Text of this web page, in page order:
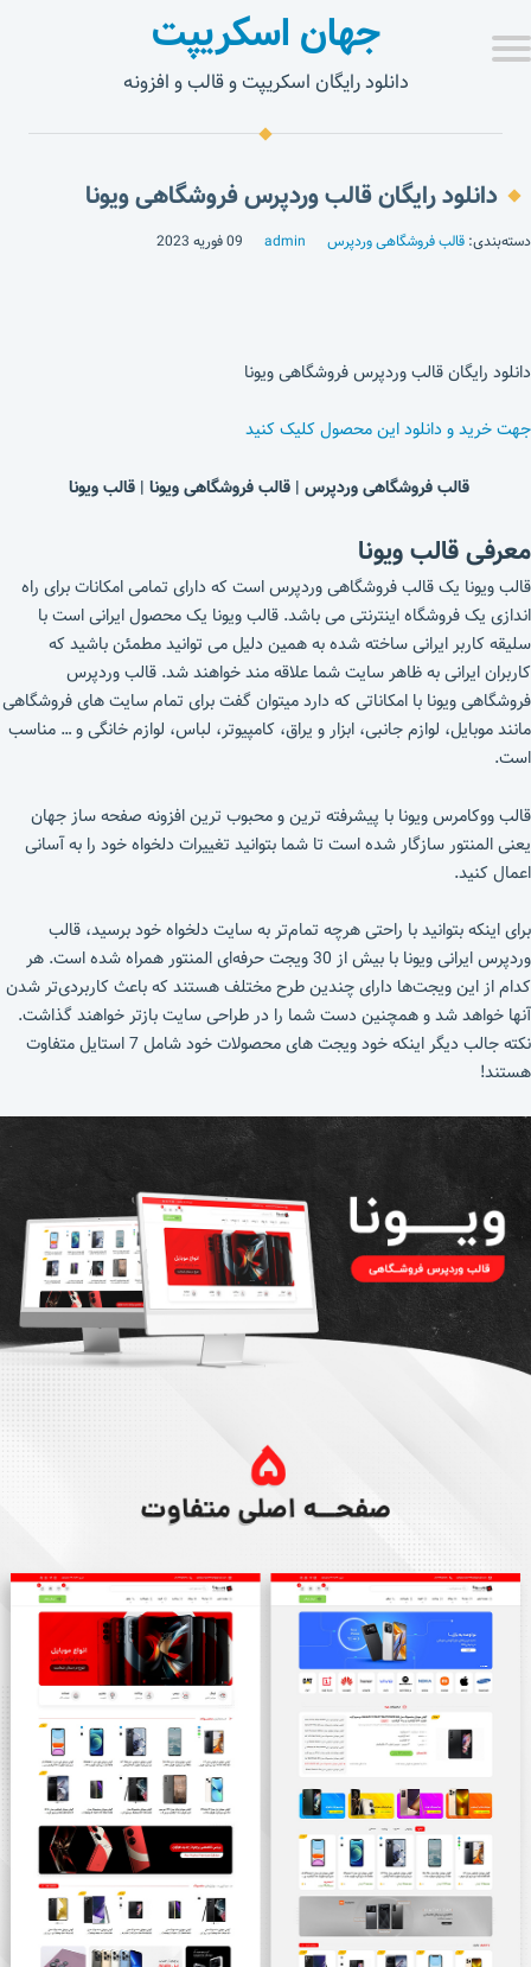
جهان اسکریپت
دانلود رایگان اسکریپت و قالب و افزونه
دانلود رایگان قالب وردپرس فروشگاهی ویونا
دسته‌بندی: قالب فروشگاهی وردپرس admin 09 فوریه 2023
دانلود رایگان قالب وردپرس فروشگاهی ویونا
جهت خرید و دانلود این محصول کلیک کنید
قالب فروشگاهی وردپرس | قالب فروشگاهی ویونا | قالب ویونا
معرفی قالب ویونا
قالب ویونا یک قالب فروشگاهی وردپرس است که دارای تمامی امکانات برای راه
اندازی یک فروشگاه اینترنتی می باشد. قالب ویونا یک محصول ایرانی است با
سلیقه کاربر ایرانی ساخته شده به همین دلیل می توانید مطمئن باشید که
کاربران ایرانی به ظاهر سایت شما علاقه مند خواهند شد. قالب وردپرس
فروشگاهی ویونا با امکاناتی که دارد میتوان گفت برای تمام سایت های فروشگاهی
مانند موبایل، لوازم جانبی، ابزار و یراق، کامپیوتر، لباس، لوازم خانگی و … مناسب
است.
قالب ووکامرس ویونا با پیشرفته ترین و محبوب ترین افزونه صفحه ساز جهان
یعنی المنتور سازگار شده است تا شما بتوانید تغییرات دلخواه خود را به آسانی
اعمال کنید.
برای اینکه بتوانید با راحتی هرچه تمام‌تر به سایت دلخواه خود برسید، قالب
وردپرس ایرانی ویونا با بیش از 30 ویجت حرفه‌ای المنتور همراه شده است. هر
کدام از این ویجت‌ها دارای چندین طرح مختلف هستند که باعث کاربردی‌تر شدن
آنها خواهد شد و همچنین دست شما را در طراحی سایت بازتر خواهند گذاشت.
نکته جالب دیگر اینکه خود ویجت های محصولات خود شامل 7 استایل متفاوت
هستند!